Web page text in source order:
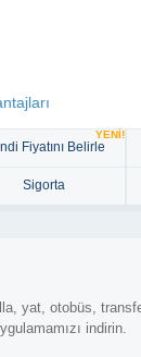
Fiyatını Belirle
YENİ!
Sigorta
yat, otobüs,
indirin.